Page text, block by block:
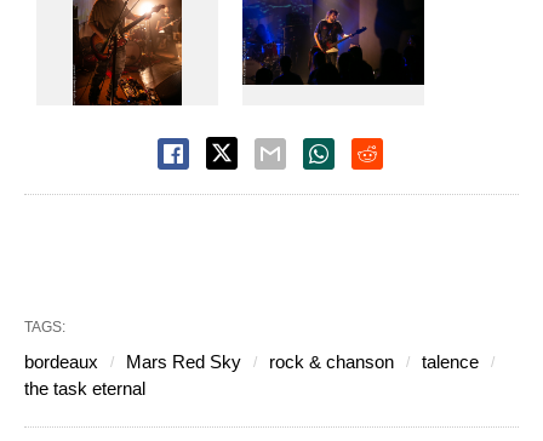
TAGS:
bordeaux Mars Red Sky rock & chanson
talence
the task eternal